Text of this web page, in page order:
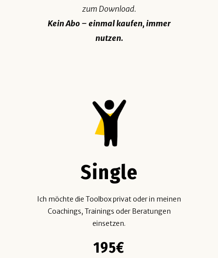
zum Download.
Kein Abo – einmal kaufen, immer
nutzen.
Single
Ich möchte die Toolbox privat oder in meinen
Coachings, Trainings oder Beratungen
einsetzen.
195€